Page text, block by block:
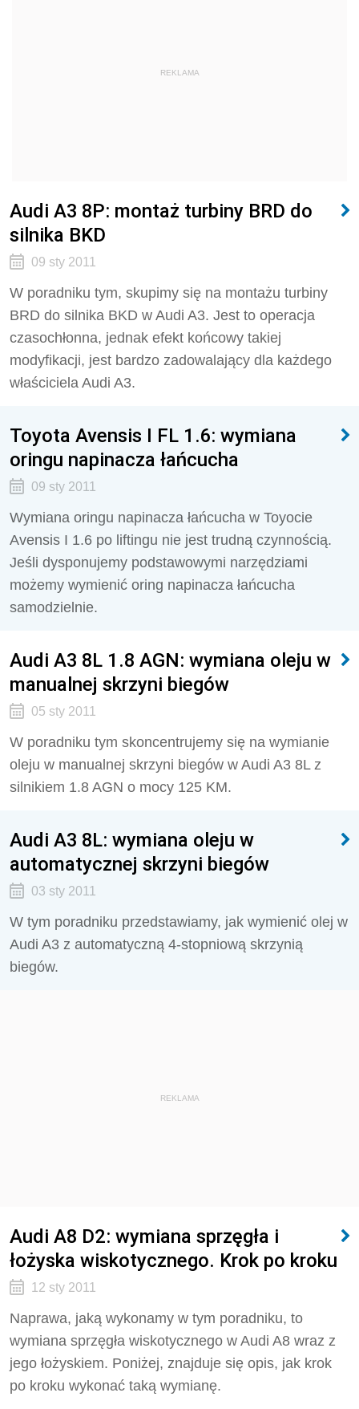
REKLAMA
Audi A3 8P: montaż turbiny BRD do
silnika BKD
09 sty 2011
W poradniku tym, skupimy się na montażu turbiny
BRD do silnika BKD w Audi A3. Jest to operacja
czasochłonna, jednak efekt końcowy takiej
modyfikacji, jest bardzo zadowalający dla każdego
właściciela Audi A3.
Toyota Avensis I FL 1.6: wymiana
oringu napinacza łańcucha
09 sty 2011
Wymiana oringu napinacza łańcucha w Toyocie
Avensis I 1.6 po liftingu nie jest trudną czynnością.
Jeśli dysponujemy podstawowymi narzędziami
możemy wymienić oring napinacza łańcucha
samodzielnie.
Audi A3 8L 1.8 AGN: wymiana oleju w
manualnej skrzyni biegów
05 sty 2011
W poradniku tym skoncentrujemy się na wymianie
oleju w manualnej skrzyni biegów w Audi A3 8L z
silnikiem 1.8 AGN o mocy 125 KM.
Audi A3 8L: wymiana oleju w
automatycznej skrzyni biegów
03 sty 2011
W tym poradniku przedstawiamy, jak wymienić olej w
Audi A3 z automatyczną 4-stopniową skrzynią
biegów.
REKLAMA
Audi A8 D2: wymiana sprzęgła i
łożyska wiskotycznego. Krok po kroku
12 sty 2011
Naprawa, jaką wykonamy w tym poradniku, to
wymiana sprzęgła wiskotycznego w Audi A8 wraz z
jego łożyskiem. Poniżej, znajduje się opis, jak krok
po kroku wykonać taką wymianę.